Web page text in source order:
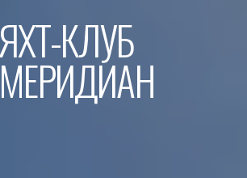
к
содержимому
ЯХТ-КЛУБ
МЕРИДИАН